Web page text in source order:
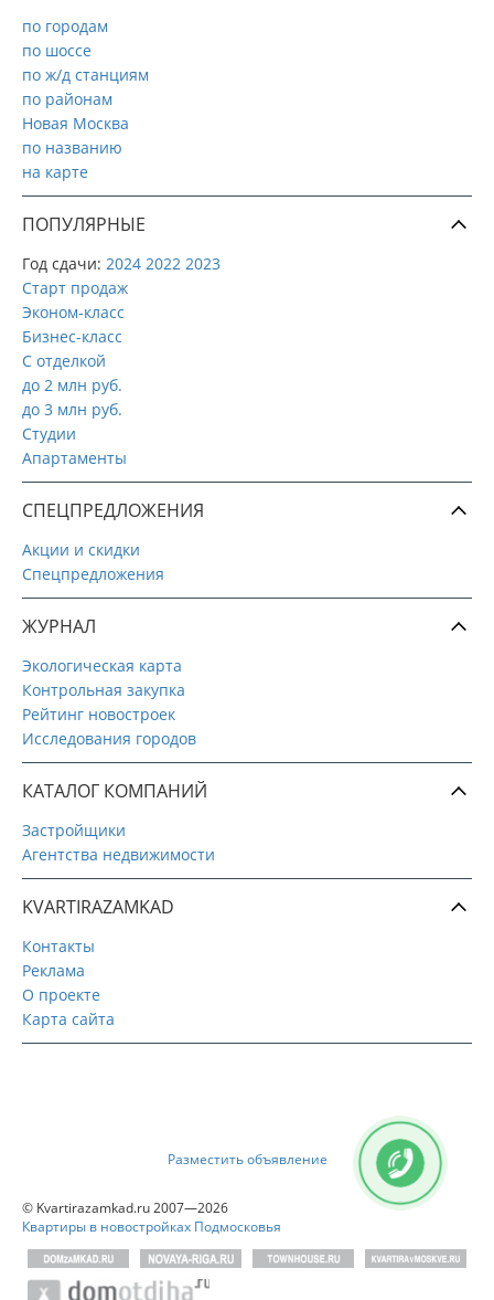
по городам
по шоссе
по ж/д станциям
по районам
Новая Москва
по названию
на карте
ПОПУЛЯРНЫЕ
Год сдачи: 2024 2022 2023
Старт продаж
Эконом-класс
Бизнес-класс
С отделкой
до 2 млн руб.
до 3 млн руб.
Студии
Апартаменты
СПЕЦПРЕДЛОЖЕНИЯ
Акции и скидки
Спецпредложения
ЖУРНАЛ
Экологическая карта
Контрольная закупка
Рейтинг новостроек
Исследования городов
КАТАЛОГ КОМПАНИЙ
Застройщики
Агентства недвижимости
KVARTIRAZAMKAD
Контакты
Реклама
О проекте
Карта сайта
Разместить объявление
© Kvartirazamkad.ru 2007—2026
Квартиры в новостройках Подмосковья